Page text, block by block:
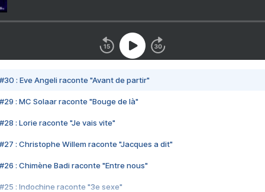
#30 : Eve Angeli raconte "Avant de partir"
#29 : MC Solaar raconte "Bouge de là"
#28 : Lorie raconte "Je vais vite"
#27 : Christophe Willem raconte "Jacques a dit"
#26 : Chimène Badi raconte "Entre nous"
#25 : Indochine raconte "3e sexe"